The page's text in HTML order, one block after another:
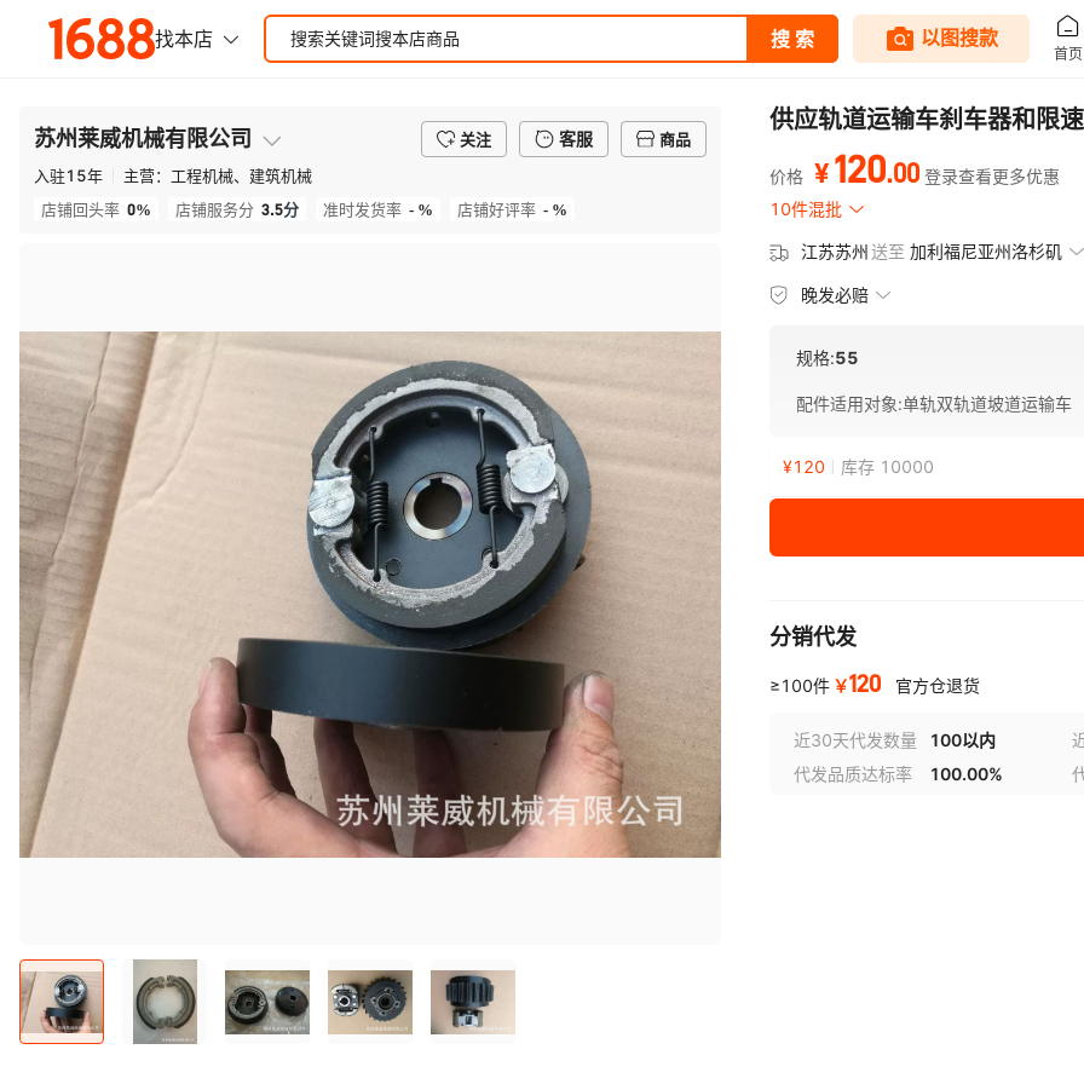
苏州莱威机械有限公司 关注 客服
商品
入驻15年 主营： 工程机械、建筑机械
店铺回头率 0% 店铺服务分 3.5分 准时发货率 - % 店铺好评率 - %
供应轨道运输车刹车器和限
价格 ¥120.00 登录查看更多优惠
10件混批
江苏苏州送至 加利福尼亚州洛杉矶
晚发必赔
规格:55
配件适用对象:单轨双轨道坡道运输车
¥120 库存 10000
分销代发
≥100件 ￥120 官方仓退货
近30天代发数量 100以内
代发品质达标率
100.00%